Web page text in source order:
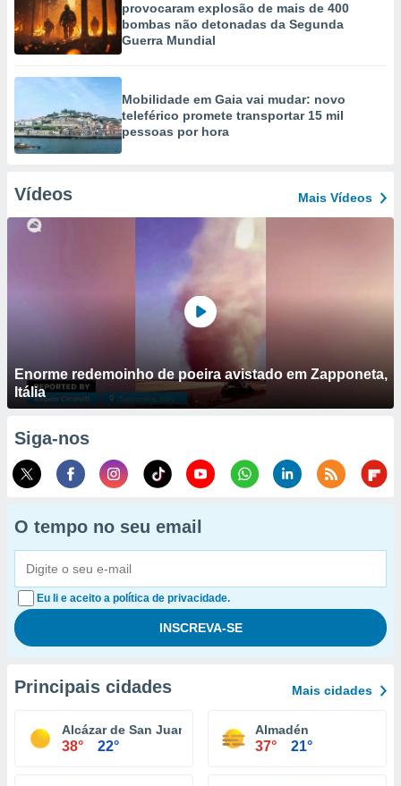
provocaram explosão de mais de 400
bombas não detonadas da Segunda
Guerra Mundial
Mobilidade em Gaia vai mudar: novo
teleférico promete transportar 15 mil
pessoas por hora
Vídeos Mais Vídeos
Enorme redemoinho de poeira avistado em Zapponeta,
Itália
Siga-nos
O tempo no seu email
Eu li e aceito a política de privacidade.
Principais cidades Mais cidades
Alcázar de San Juan
38° 22°
Almadén
37° 21°